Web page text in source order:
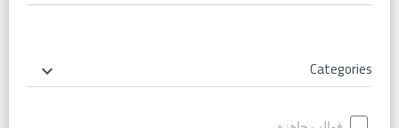
Categories
keyboard_arrow_down